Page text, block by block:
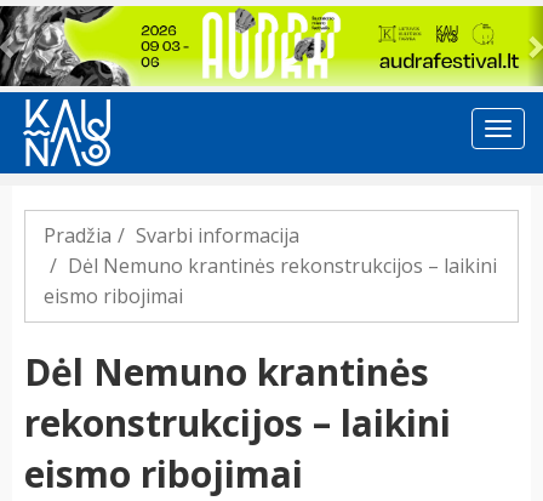
Previous
Pradžia
Svarbi informacija
Dėl Nemuno krantinės rekonstrukcijos – laikini
eismo ribojimai
Dėl Nemuno krantinės
rekonstrukcijos – laikini
eismo ribojimai